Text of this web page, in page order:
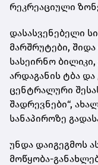
რეკრეაციული
დასასვენებელი
მარშრუტები,
სასეირნო
არდაგანის ტბა და
ცენტრალური
შადრევნები“,
სანაპიროზე
უნდა დაიგეგმოს
მოწყობა-